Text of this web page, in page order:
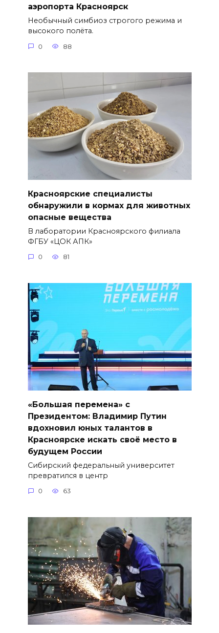
аэропорта Красноярск
Необычный симбиоз строгого режима и
высокого полёта.
0 88
Красноярские специалисты
обнаружили в кормах для животных
опасные вещества
В лаборатории Красноярского филиала
ФГБУ «ЦОК АПК»
0 81
«Большая перемена» с
Президентом: Владимир Путин
вдохновил юных талантов в
Красноярске искать своё место в
будущем России
Сибирский федеральный университет
превратился в центр
0 63